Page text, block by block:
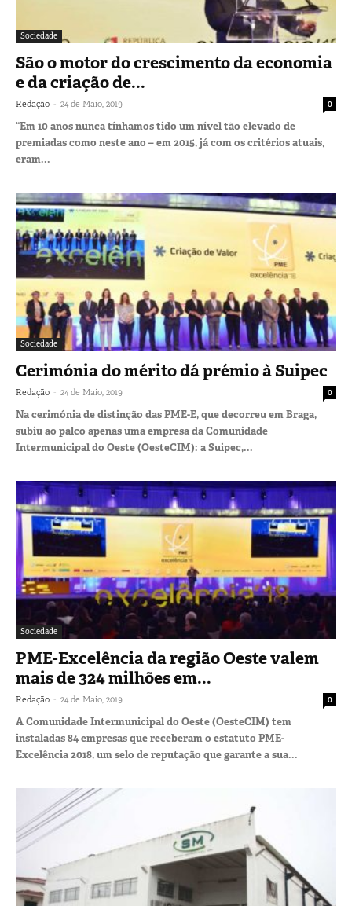
Sociedade
São o motor do crescimento da economia
e da criação de...
Redação - 24 de Maio, 2019 0
“Em 10 anos nunca tínhamos tido um nível tão elevado de
premiadas como neste ano – em 2015, já com os critérios atuais,
eram...
Sociedade
Cerimónia do mérito dá prémio à Suipec
Redação - 24 de Maio, 2019 0
Na cerimónia de distinção das PME-E, que decorreu em Braga,
subiu ao palco apenas uma empresa da Comunidade
Intermunicipal do Oeste (OesteCIM): a Suipec,...
Sociedade
PME-Excelência da região Oeste valem
mais de 324 milhões em...
Redação - 24 de Maio, 2019 0
A Comunidade Intermunicipal do Oeste (OesteCIM) tem
instaladas 84 empresas que receberam o estatuto PME-
Excelência 2018, um selo de reputação que garante a sua...